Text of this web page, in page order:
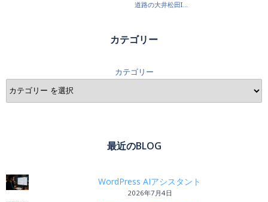
カテゴリー
カテゴリー
最近のBLOG
WordPress AIアシスタント
2026年7月4日